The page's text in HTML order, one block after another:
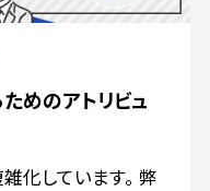
めのアトリビュ
化しています。 弊